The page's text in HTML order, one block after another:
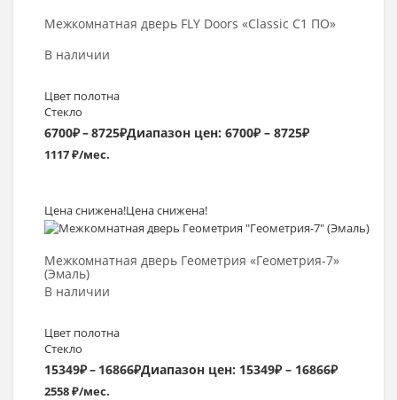
Межкомнатная дверь FLY Doors «Classic C1 ПО»
В наличии
Цвет полотна
Стекло
6700₽–8725₽Диапазон цен: 6700₽ – 8725₽
1117 ₽/мес.
Цена снижена!Цена снижена!
Межкомнатная дверь Геометрия «Геометрия-7»
(Эмаль)
В наличии
Цвет полотна
Стекло
15349₽– 16866₽Диапазон цен: 15349₽ – 16866₽
2558 ₽/мес.
Выбрать >